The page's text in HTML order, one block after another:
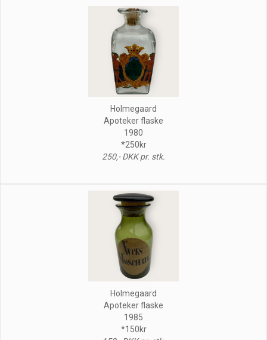
Holmegaard
Apoteker flaske
1980
*250kr
250,- DKK pr. stk.
Holmegaard
Apoteker flaske
1985
*150kr